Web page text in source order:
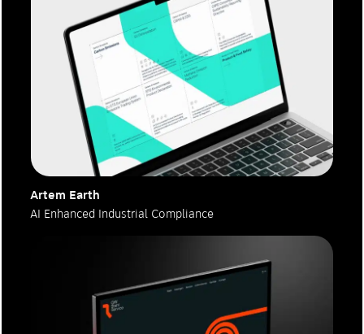
Artem Earth
AI Enhanced Industrial Compliance